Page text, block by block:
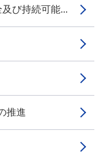
び持続可能...
推進